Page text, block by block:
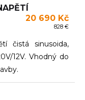
20 690 Kč
828 €
čistá sinusoida,
12V. Vhodný do